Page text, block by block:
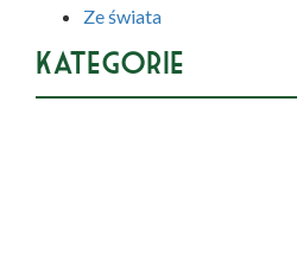
Ze świata
Kategorie